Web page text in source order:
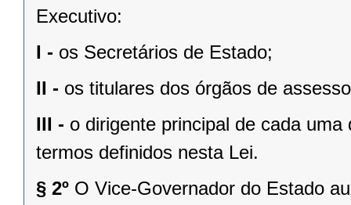
Executivo:
I - os Secretários de Estado;
II - os titulares dos órgãos de
III - o dirigente principal de cada
termos definidos nesta Lei.
§ 2º O Vice-Governador do Estado